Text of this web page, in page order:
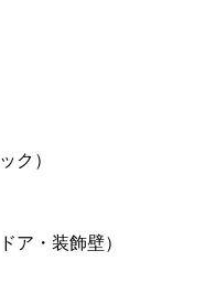
ク）
ア・装飾壁）